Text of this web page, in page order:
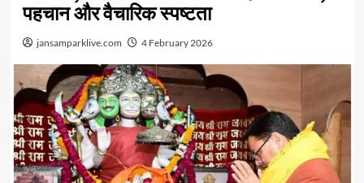
पहचान और वैचारिक स्पष्टता
jansamparklive.com 4 February 2026